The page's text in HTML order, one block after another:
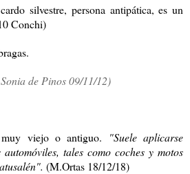
silvestre, persona antipática, es un
Conchi)
de Pinos 09/11/12)
viejo o antiguo.
"Suele aplicarse
tales como coches y motos
(M.Ortas 18/12/18)